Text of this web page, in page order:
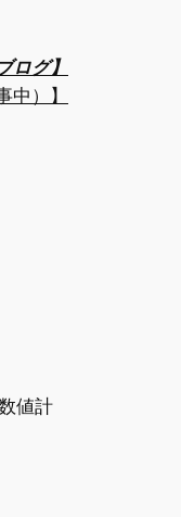
ログ】
中）】
値計